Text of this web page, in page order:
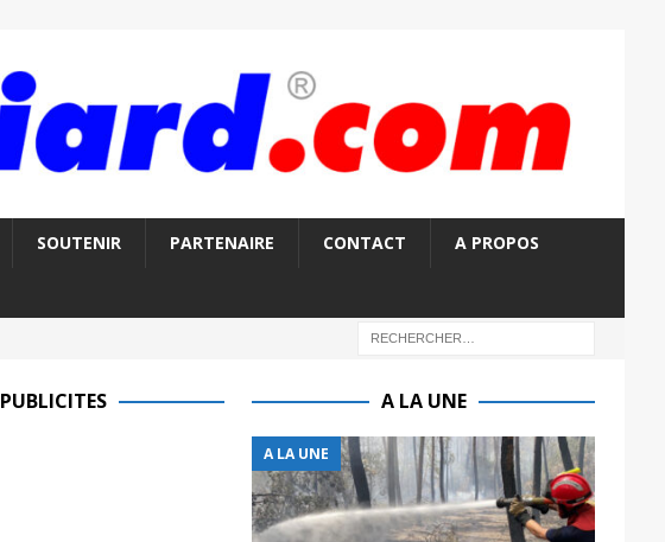
SOUTENIR PARTENAIRE CONTACT A PROPOS
PUBLICITES A LA UNE
A LA UNE